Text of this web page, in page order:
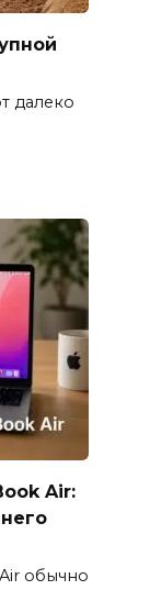
далеко
Air:
обычно